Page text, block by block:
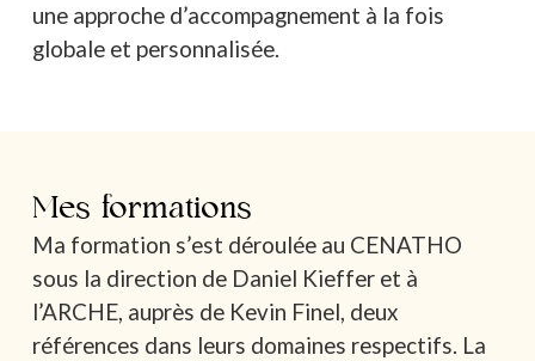
une approche d’accompagnement à la fois
globale et personnalisée.
Mes formations
Ma formation s’est déroulée au CENATHO
sous la direction de Daniel Kieffer et à
l’ARCHE, auprès de Kevin Finel, deux
références dans leurs domaines respectifs. La